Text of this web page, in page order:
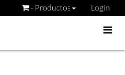
Login
- Productos